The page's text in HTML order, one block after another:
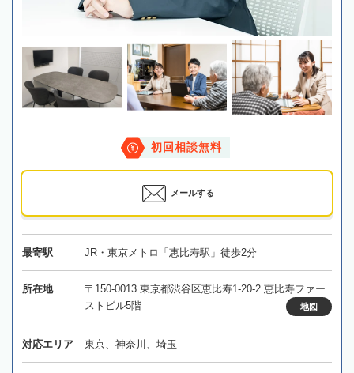
初回相談無料
メールする
最寄駅 JR・東京メトロ「恵比寿駅」徒歩2分
所在地
〒150-0013 東京都渋谷区恵比寿1-20-2 恵比寿ファー
ストビル5階
地図
対応エリア 東京、神奈川、埼玉